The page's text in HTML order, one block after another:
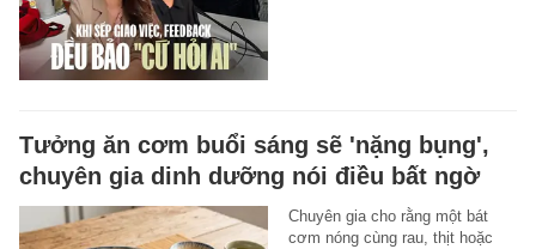
Tưởng ăn cơm buổi sáng sẽ 'nặng bụng',
chuyên gia dinh dưỡng nói điều bất ngờ
Chuyên gia cho rằng một bát
cơm nóng cùng rau, thịt hoặc